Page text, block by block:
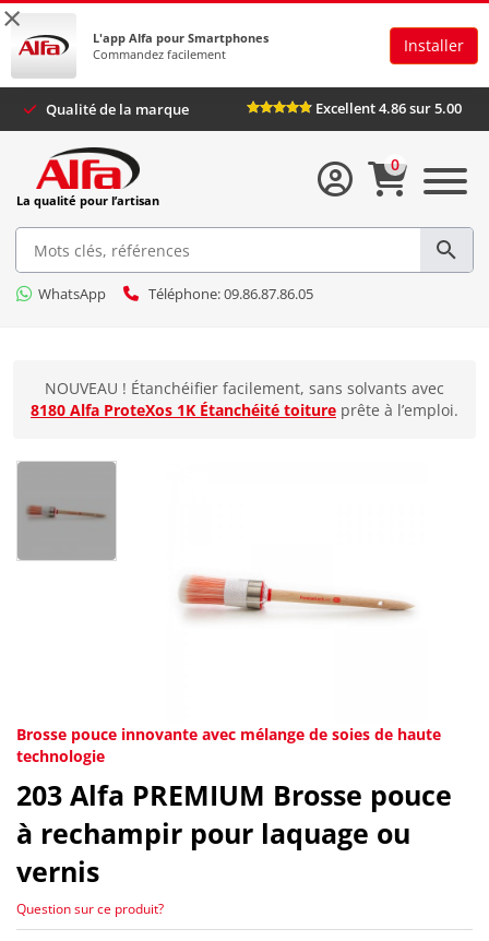
×
L'app Alfa pour Smartphones
Commandez facilement
Installer
Qualité de la marque Excellent 4.86 sur 5.00
La qualité pour l’artisan
WhatsApp Téléphone: 09.86.87.86.05
0
NOUVEAU ! Étanchéifier facilement, sans solvants avec
8180 Alfa ProteXos 1K Étanchéité toiture prête à l’emploi.
Brosse pouce innovante avec mélange de soies de haute
technologie
203 Alfa PREMIUM Brosse pouce
à rechampir pour laquage ou
vernis
Question sur ce produit?